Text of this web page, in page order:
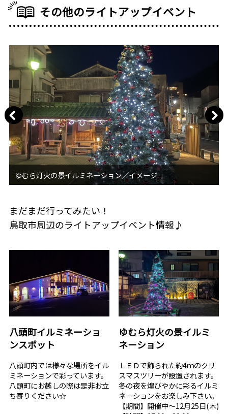
その他のライトアップイベント
まだまだ行ってみたい！
鳥取市周辺のライトアップイベント情報♪
八頭町イルミネーショ
ンスポット
八頭町内では様々な場所をイル
ミネーションで彩っています。
八頭町にお越しの際は是非お立
ち寄りください☆
ゆむら灯火の景イルミ
ネーション
ＬＥＤで飾られた約4ｍのクリ
スマスツリーが設置されます。
冬の夜を煌びやかに彩るイルミ
ネーションをお楽しみ下さい。
【期間】開催中～12月25日(木)